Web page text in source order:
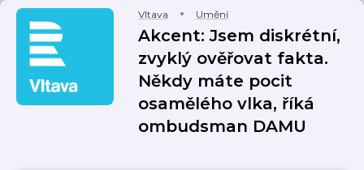
Vltava Umění
Akcent: Jsem diskrétní,
zvyklý ověřovat fakta.
Někdy máte pocit
osamělého vlka, říká
ombudsman DAMU